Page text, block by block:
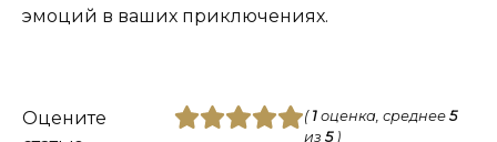
эмоций в ваших приключениях.
Оцените
( 1оценка, среднее 5
из 5)